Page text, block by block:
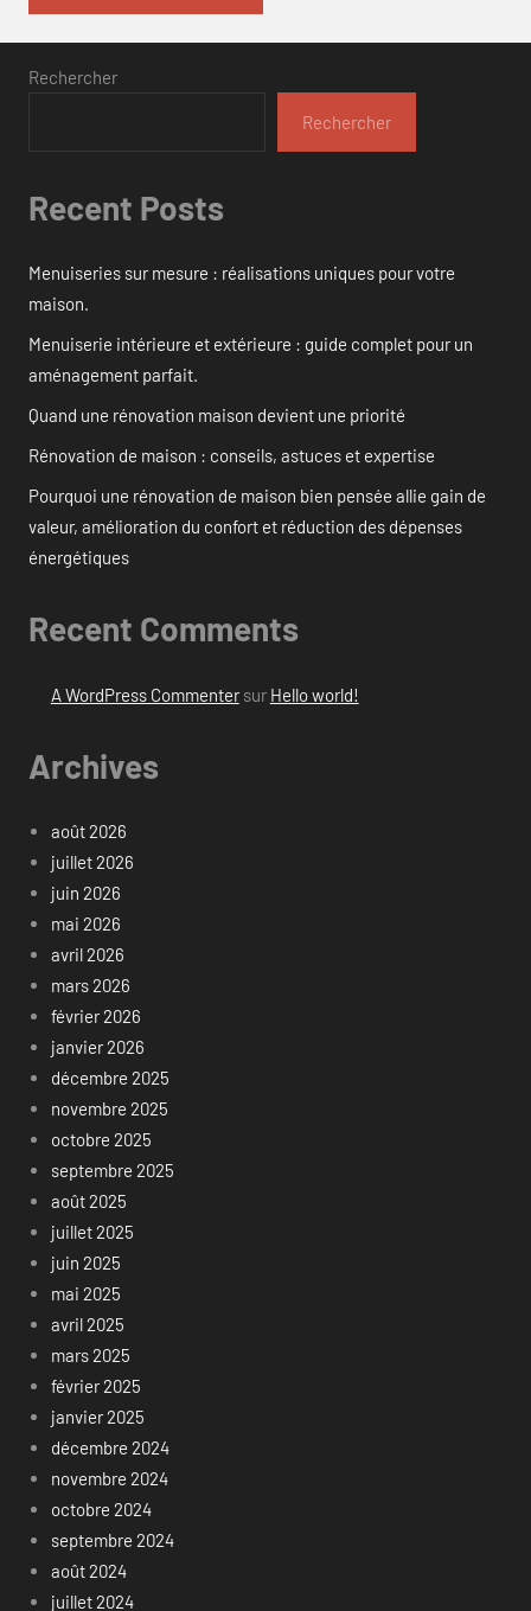
Rechercher
Rechercher
Recent Posts
Menuiseries sur mesure : réalisations uniques pour votre
maison.
Menuiserie intérieure et extérieure : guide complet pour un
aménagement parfait.
Quand une rénovation maison devient une priorité
Rénovation de maison : conseils, astuces et expertise
Pourquoi une rénovation de maison bien pensée allie gain de
valeur, amélioration du confort et réduction des dépenses
énergétiques
Recent Comments
A WordPress Commentersur Hello world!
Archives
août 2026
juillet 2026
juin 2026
mai 2026
avril 2026
mars 2026
février 2026
janvier 2026
décembre 2025
novembre 2025
octobre 2025
septembre 2025
août 2025
juillet 2025
juin 2025
mai 2025
avril 2025
mars 2025
février 2025
janvier 2025
décembre 2024
novembre 2024
octobre 2024
septembre 2024
août 2024
juillet 2024